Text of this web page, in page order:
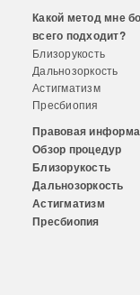
Какой метод мне
всего подходит?
Близорукость
Дальнозоркость
Астигматизм
Пресбиопия
Правовая
Обзор процедур
Близорукость
Дальнозоркость
Астигматизм
Пресбиопия